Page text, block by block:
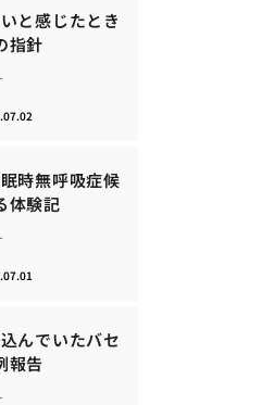
と感じたとき
指針
時無呼吸症候
体験記
んでいたバセ
報告